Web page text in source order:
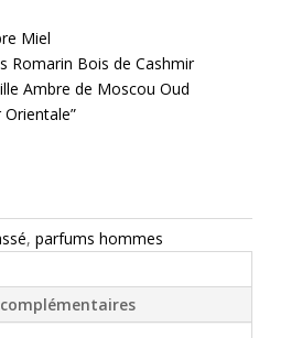
Miel
Romarin Bois de Cashmir
Ambre de Moscou Oud
, parfums hommes